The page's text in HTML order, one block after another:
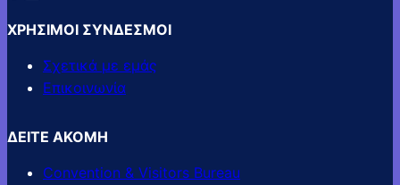
ΧΡΗΣΙΜΟΙ ΣΥΝΔΕΣΜΟΙ
Σχετικά με εμάς
Επικοινωνία
ΔΕΙΤΕ ΑΚΟΜΗ
Convention & Visitors Bureau